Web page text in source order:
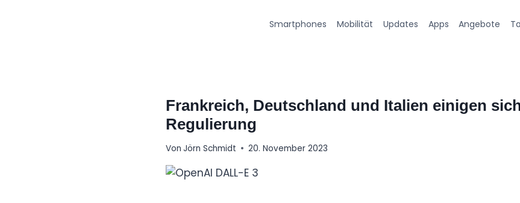
Smartphones Mobilität Updates Apps Angebote
Frankreich, Deutschland und Italien einigen
Regulierung
Von Jörn Schmidt 20. November 2023